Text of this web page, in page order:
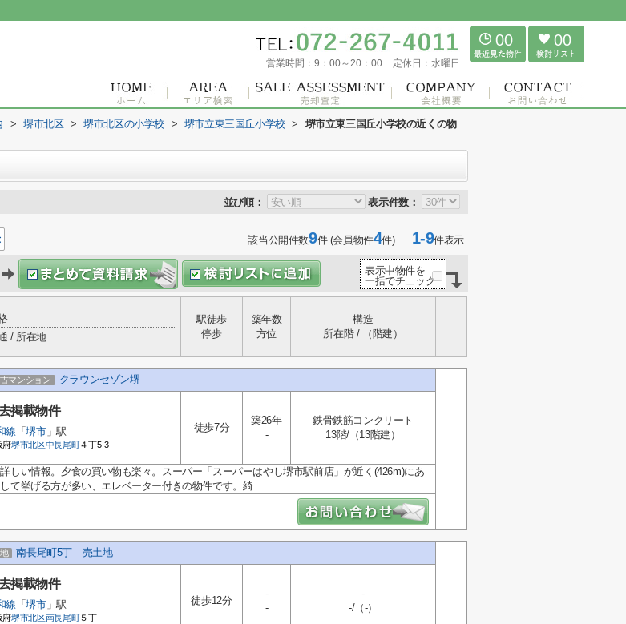
営業時間： 9：00～20：00 定休日： 水曜日
00 00
> 堺市北区 > 堺市北区の小学校 > 堺市立東三国丘小学校 >
堺市立東三国丘小学校の近くの物
並び順： 表示件数：
該当公開件数9件 (会員物件4件)1-9件表示
表示中物件を
一括でチェック
/ 所在地
駅徒歩
停歩
築年数
方位
構造
所在階 / （階建）
マンション クラウンセゾン堺
掲載物件
線 「堺市」駅
府堺市北区中長尾町４丁5-3
徒歩7分
築26年
-
鉄骨鉄筋コンクリート
13階/（13階建）
しい情報。夕食の買い物も楽々。スーパー「スーパーはやし堺市駅前店」が近く(426m)にあ
て挙げる方が多い、エレベーター付きの物件です。綺...
南長尾町5丁 売土地
掲載物件
線 「堺市」駅
府堺市北区南長尾町 ５丁
徒歩12分
-
-
-
-/（-）